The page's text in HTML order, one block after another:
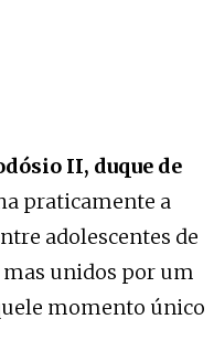
II, duque de
praticamente a
adolescentes de
unidos por um
momento único